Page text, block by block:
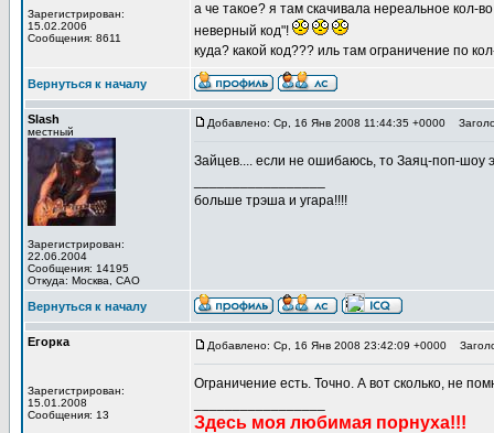
Зарегистрирован:
15.02.2006
Сообщения: 8611
а че такое? я там скачивала нереальное
неверный код"!
куда? какой код??? иль там ограничение по
Вернуться к началу
Slash
местный
Зарегистрирован:
22.06.2004
Сообщения: 14195
Откуда: Москва, САО
Добавлено: Ср, 16 Янв 2008 11:44:35 +0000
Зайцев.... если не ошибаюсь, то Заяц-поп-шоу
больше трэша и угара!!!!
Вернуться к началу
Егорка
Зарегистрирован:
15.01.2008
Сообщения: 13
Добавлено: Ср, 16 Янв 2008 23:42:09 +0000
Ограничение есть. Точно. А вот сколько, не
Здесь моя любимая порнуха!!!